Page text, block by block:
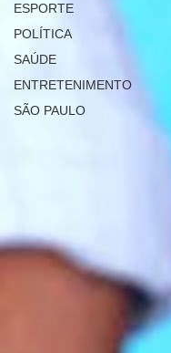
ESPORTE
POLÍTICA
SAÚDE
ENTRETENIMENTO
SÃO PAULO